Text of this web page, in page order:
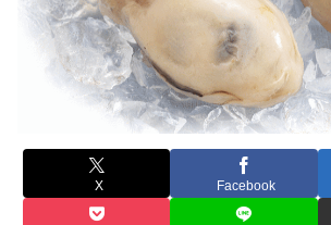
X Facebook